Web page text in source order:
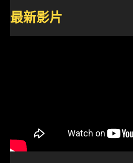
最新影片